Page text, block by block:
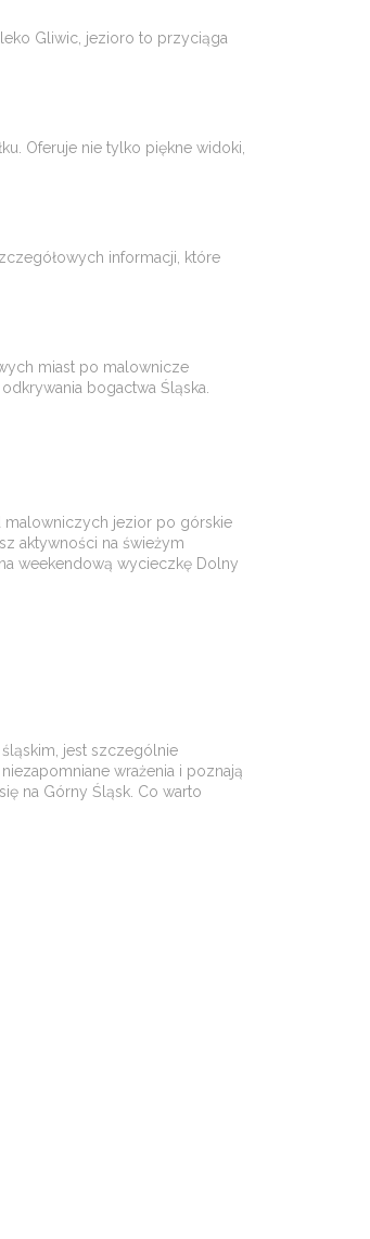
Gliwic, jezioro to przyciąga
Oferuje nie tylko piękne widoki,
informacji, które
miast po malownicze
bogactwa Śląska.
malowniczych jezior po górskie
aktywności na świeżym
weekendową wycieczkę Dolny
jest szczególnie
wrażenia i poznają
na Górny Śląsk. Co warto